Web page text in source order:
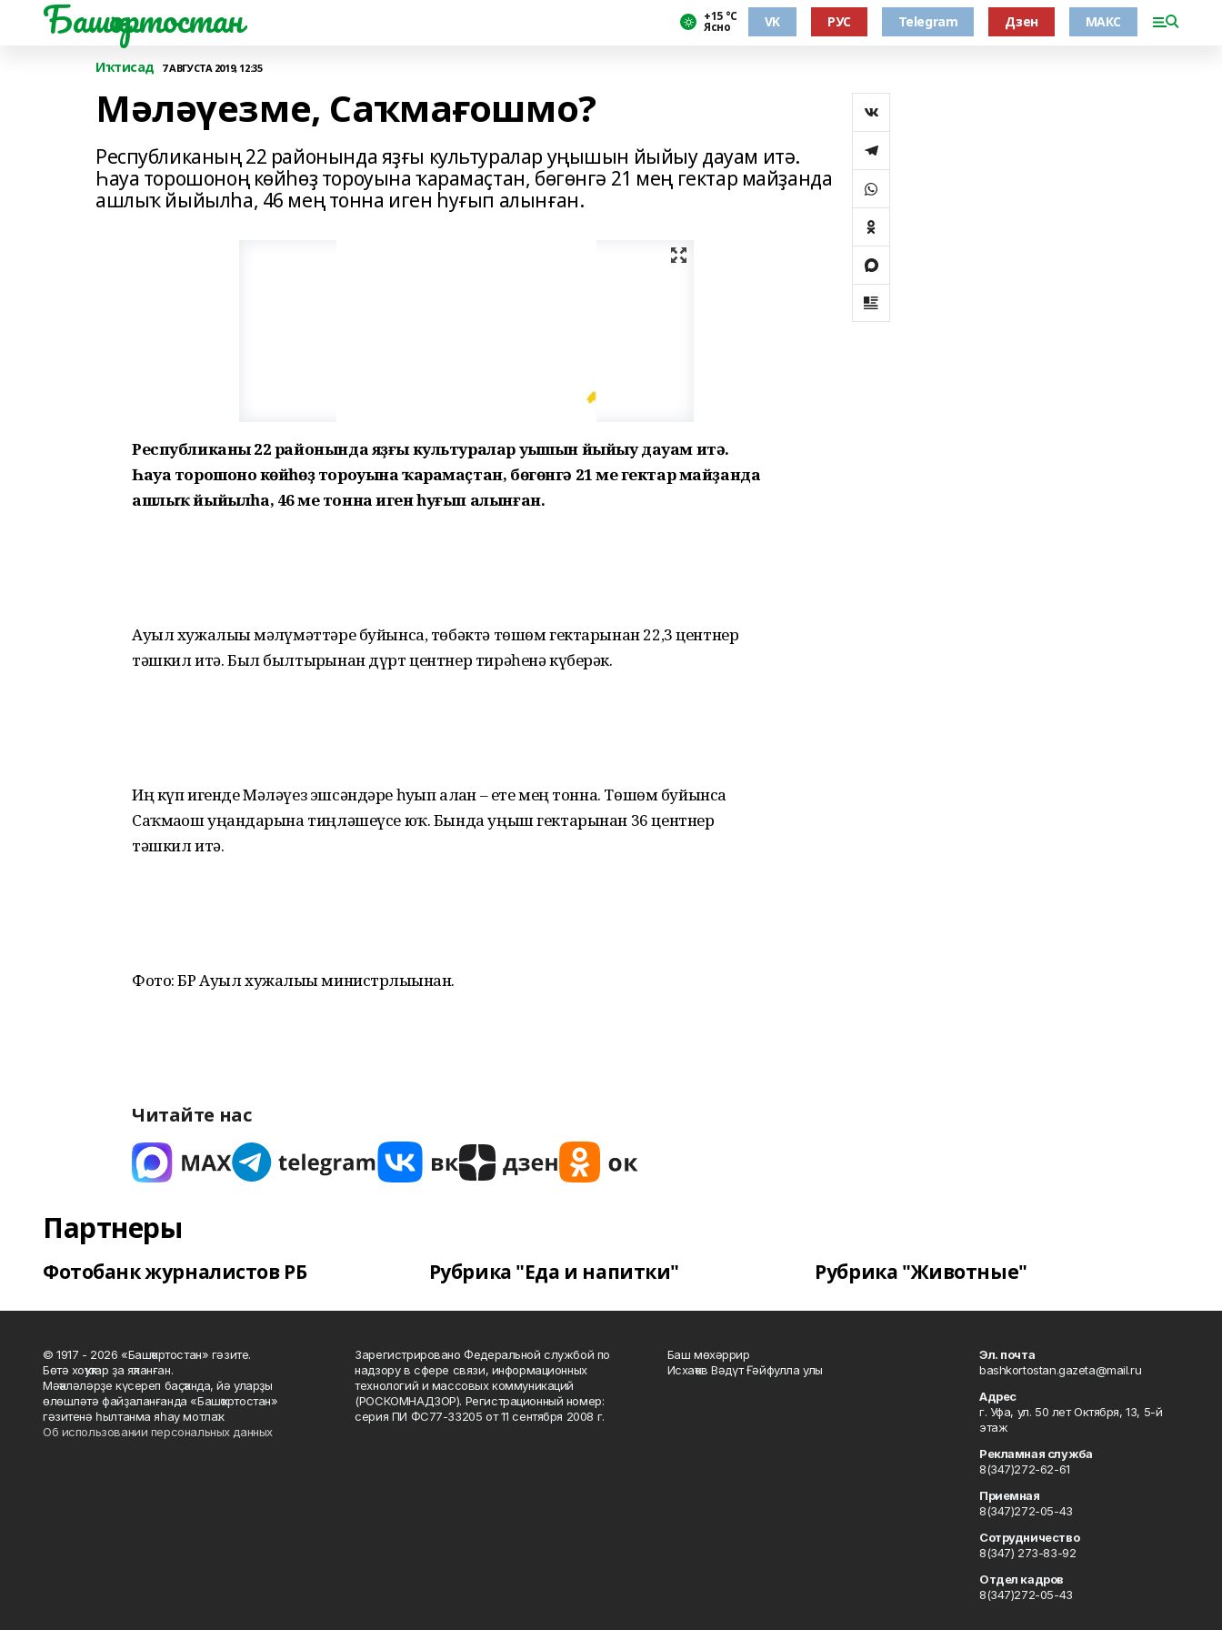
Башҡортостан +15 °С
Ясно VK РУС Telegram Дзен МАКС
Иҡтисад 7 АВГУСТА 2019, 12:35
Мәләүезме, Саҡмағошмо?
Республиканың 22 районында яҙғы культуралар уңышын йыйыу дауам итә.
Һауа торошоноң көйһөҙ тороуына ҡарамаҫтан, бөгөнгә 21 мең гектар майҙанда
ашлыҡ йыйылһа, 46 мең тонна иген һуғып алынған.
Республиканың 22 районында яҙғы культуралар уңышын йыйыу дауам итә.
Һауа торошоноң көйһөҙ тороуына ҡарамаҫтан, бөгөнгә 21 мең гектар майҙанда
ашлыҡ йыйылһа, 46 мең тонна иген һуғып алынған.
Ауыл хужалығы мәғлүмәттәре буйынса, төбәктә төшөм гектарынан 22,3 центнер
тәшкил итә. Был былтырғынан дүрт центнер тирәһенә күберәк.
Иң күп игенде Мәләүез эшсәндәре һуғып алған – ете мең тонна. Төшөм буйынса
Саҡмағош уңғандарына тиңләшеүсе юҡ. Бында уңыш гектарынан 36 центнер
тәшкил итә.
Фото: БР Ауыл хужалығы министрлығынан.
Читайте нас
Партнеры
Фотобанк журналистов РБ Рубрика "Еда и напитки" Рубрика "Животные"
© 1917 - 2026 «Башҡортостан» гәзите.
Бөтә хоҡуҡтар ҙа яҡланған.
Мәҡәләләрҙе күсереп баҫҡанда, йә уларҙы
өлөшләтә файҙаланғанда «Башҡортостан»
гәзитенә һылтанма яһау мотлаҡ.
Об использовании персональных данных
Зарегистрировано Федеральной службой по
надзору в сфере связи, информационных
технологий и массовых коммуникаций
(РОСКОМНАДЗОР). Регистрационный номер:
серия ПИ ФС77-33205 от 11 сентября 2008 г.
Баш мөхәррир
Исхаҡов Вәдүт Ғәйфулла улы
Эл. почта
bashkortostan.gazeta@mail.ru
Адрес
г. Уфа, ул. 50 лет Октября, 13, 5-й
этаж
Рекламная служба
8(347)272-62-61
Приемная
8(347)272-05-43
Сотрудничество
8(347) 273-83-92
Отдел кадров
8(347)272-05-43